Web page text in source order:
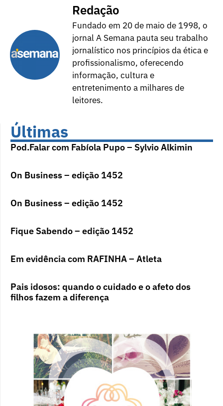
Redação
Fundado em 20 de maio de 1998, o
jornal A Semana pauta seu trabalho
jornalístico nos princípios da ética e
profissionalismo, oferecendo
informação, cultura e
entretenimento a milhares de
leitores.
Últimas
Pod.Falar com Fabíola Pupo – Sylvio Alkimin
On Business – edição 1452
On Business – edição 1452
Fique Sabendo – edição 1452
Em evidência com RAFINHA – Atleta
Pais idosos: quando o cuidado e o afeto dos
filhos fazem a diferença